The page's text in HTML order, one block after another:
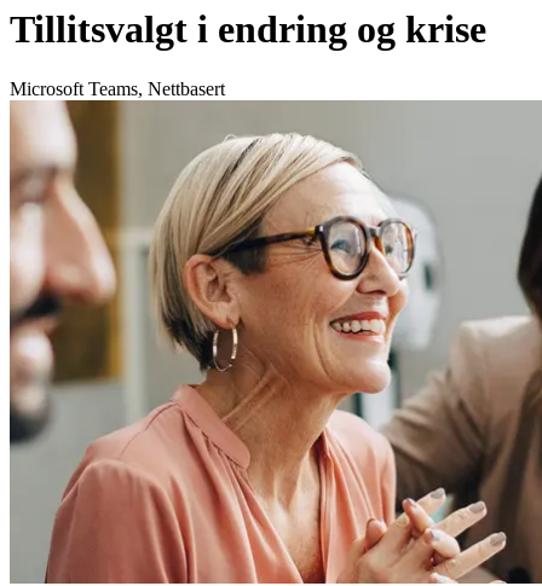
Tillitsvalgt i endring og krise
Microsoft Teams, Nettbasert